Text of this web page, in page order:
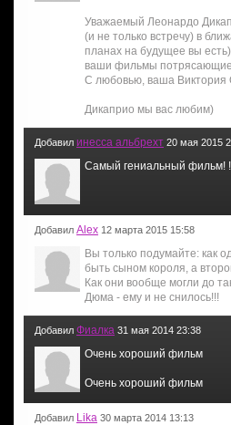
Уважаемый Леонардо
(и не только встречу) в
планах на будущее вы
ваши фильмы
С любовью, ваша Виктория
Дикаприо мы вас любим)
Добавил инесса альбрехт 20 мая 2015
Самый гениальный фильм!
Добавил Alex 12 марта 2015 15:58
Вы только подумайте: как
быть сыном короля, а
Как они вообще могли до
Дюма - ему и не снилось!!!
Добавил Фиалка 31 мая 2014 23:38
Очень хороший фильм
Очень хороший фильм
Добавил Lika 30 марта 2014 13:13